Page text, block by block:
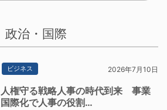
政治・国際
ビジネス 2026年7月10日
人権守る戦略人事の時代到来 事業
国際化で人事の役割…